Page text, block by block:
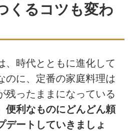
くるコツも変わ
、時代とともに進化して
のに、定番の家庭料理は
残ったままになっている
便利なものにどんどん頼
デートしていきましょ